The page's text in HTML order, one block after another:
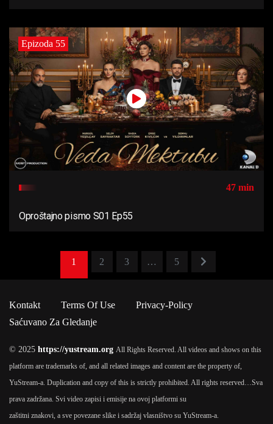
Epizoda 55
47 min
Oproštajno pismo S01 Ep55
1 2 3 … 5
Kontakt Terms Of Use
Privacy-Policy
Saćuvano Za Gledanje
© 2025 https://yustream.org All Rights Reserved. All videos and shows on this
platform are trademarks of, and all related images and content are the property of,
YuStream-a. Duplication and copy of this is strictly prohibited. All rights reserved… Sva
prava zadržana. Svi video zapisi i emisije na ovoj platformi su
zaštitni znakovi, a sve povezane slike i sadržaj vlasništvo su YuStream-a.